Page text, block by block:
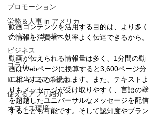
プロモーション
労務＆人事 in アメリカ
イベント・レポート
ビジネス
コラム
ITエンジニアの視点
使えるアプリ紹介
オフィス環境
動画コンテンツを活用する目的は、より多く
の情報を消費者へ効率よく伝達できるから。
動画が伝えられる情報量は多く、1分間の動
画はWebページに換算すると3,600ページ分
に相当すると言われます。また、テキストよ
りもメッセージが受け取りやすく、言語の壁
を超越したユニバーサルなメッセージを配信
することも可能です。そして認知度やブラン